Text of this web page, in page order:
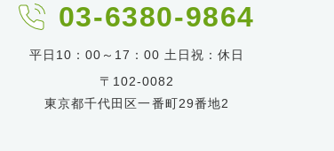
03-6380-9864
平日10：00～17：00 土日祝：休日
〒102-0082
東京都千代田区一番町29番地2